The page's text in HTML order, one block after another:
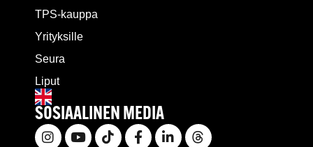
TPS-kauppa
Yrityksille
Seura
Liput
SOSIAALINEN MEDIA